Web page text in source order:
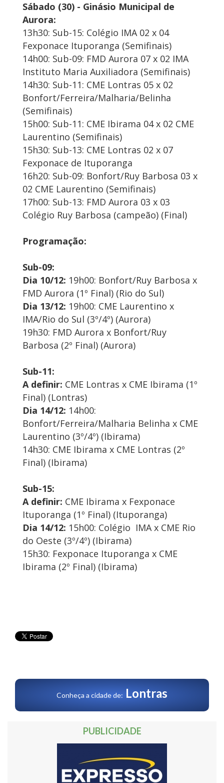
Sábado (30) - Ginásio Municipal de
Aurora:
13h30: Sub-15: Colégio IMA 02 x 04
Fexponace Ituporanga (Semifinais)
14h00: Sub-09: FMD Aurora 07 x 02 IMA
Instituto Maria Auxiliadora (Semifinais)
14h30: Sub-11: CME Lontras 05 x 02
Bonfort/Ferreira/Malharia/Belinha
(Semifinais)
15h00: Sub-11: CME Ibirama 04 x 02 CME
Laurentino (Semifinais)
15h30: Sub-13: CME Lontras 02 x 07
Fexponace de Ituporanga
16h20: Sub-09: Bonfort/Ruy Barbosa 03 x
02 CME Laurentino (Semifinais)
17h00: Sub-13: FMD Aurora 03 x 03
Colégio Ruy Barbosa (campeão) (Final)
Programação:
Sub-09:
Dia 10/12: 19h00: Bonfort/Ruy Barbosa x
FMD Aurora (1º Final) (Rio do Sul)
Dia 13/12: 19h00: CME Laurentino x
IMA/Rio do Sul (3º/4º) (Aurora)
19h30: FMD Aurora x Bonfort/Ruy
Barbosa (2º Final) (Aurora)
Sub-11:
A definir: CME Lontras x CME Ibirama (1º
Final) (Lontras)
Dia 14/12: 14h00:
Bonfort/Ferreira/Malharia Belinha x CME
Laurentino (3º/4º) (Ibirama)
14h30: CME Ibirama x CME Lontras (2º
Final) (Ibirama)
Sub-15:
A definir: CME Ibirama x Fexponace
Ituporanga (1º Final) (Ituporanga)
Dia 14/12: 15h00: Colégio IMA x CME Rio
do Oeste (3º/4º) (Ibirama)
15h30: Fexponace Ituporanga x CME
Ibirama (2º Final) (Ibirama)
Conheça a cidade de: Lontras
PUBLICIDADE